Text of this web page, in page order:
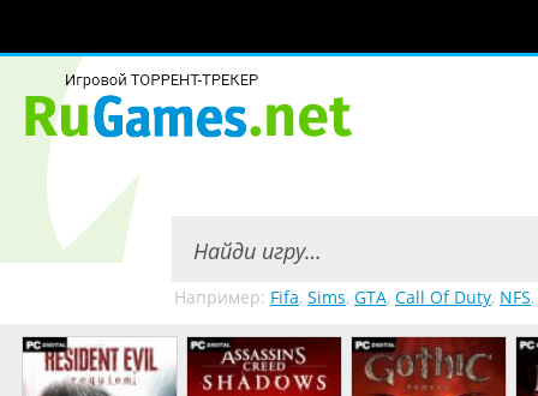
Например: Fifa, Sims, GTA, Call Of Duty, NFS,